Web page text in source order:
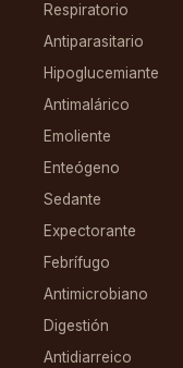
Respiratorio
Antiparasitario
Hipoglucemiante
Antimalárico
Emoliente
Enteógeno
Sedante
Expectorante
Febrífugo
Antimicrobiano
Digestión
Antidiarreico